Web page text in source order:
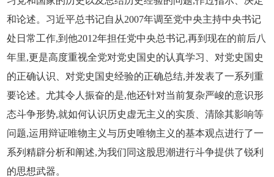
和论述。习近平总书记自从2007年调至党中央主持中央书记
处日常工作,到他2012年担任党中央总书记,再到现在的前后八
年里,更是高度重视全党对党史国史的认真学习、对党史国史
的正确认识、对党史国史经验的正确总结,并发表了一系列重
要论述。尤其令人振奋的是,他还针对当前复杂严峻的意识形
态斗争形势,就如何认识历史虚无主义的实质、清除其影响等
问题,运用辩证唯物主义与历史唯物主义的基本观点进行了一
系列精辟分析和阐述,为我们同这股思潮进行斗争提供了锐利
的思想武器。